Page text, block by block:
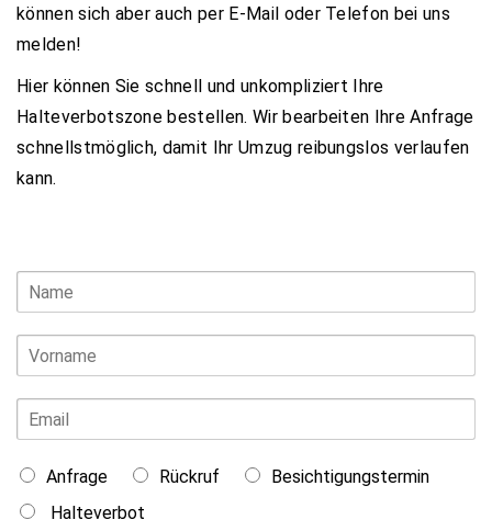
können sich aber auch per E-Mail oder Telefon bei uns
melden!
Hier können Sie schnell und unkompliziert Ihre
Halteverbotszone bestellen. Wir bearbeiten Ihre Anfrage
schnellstmöglich, damit Ihr Umzug reibungslos verlaufen
kann.
Anfrage Rückruf
Besichtigungstermin
Halteverbot